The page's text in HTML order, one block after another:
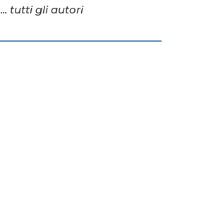
... tutti gli autori